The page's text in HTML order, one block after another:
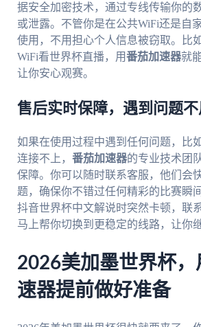
据安全加密技术，通过专线传输你的
或泄露。不管你是在公共WiFi还是自
使用，不用担心个人信息被窃取。比
WiFi看世界杯直播，用番茄加速器就
让你安心观赛。
售后实时保障，遇到问题
如果在使用过程中遇到任何问题，比
连接不上， 番茄加速器的专业技术团
保障。你可以随时联系客服，他们会
题，确保你不错过任何精彩的比赛瞬
抖音世界杯中文解说时突然卡顿，联
马上帮你切换到更稳定的线路，让你
2026美加墨世界杯，
速器提前做好准备